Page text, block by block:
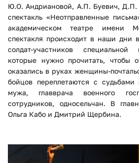
Ю.О. Андриановой, А.П. Буевич, Д.П.
спектакль «Неотправленные
академическом театре имени
спектакля происходит в наши дни
солдат-участников
которые нужно прочитать, чтобы
оказались в руках женщины-
бойцов переплетаются с судьбами
мужа, главврача военного
сотрудников, односельчан. В
Ольга Кабо и Дмитрий Щербина.